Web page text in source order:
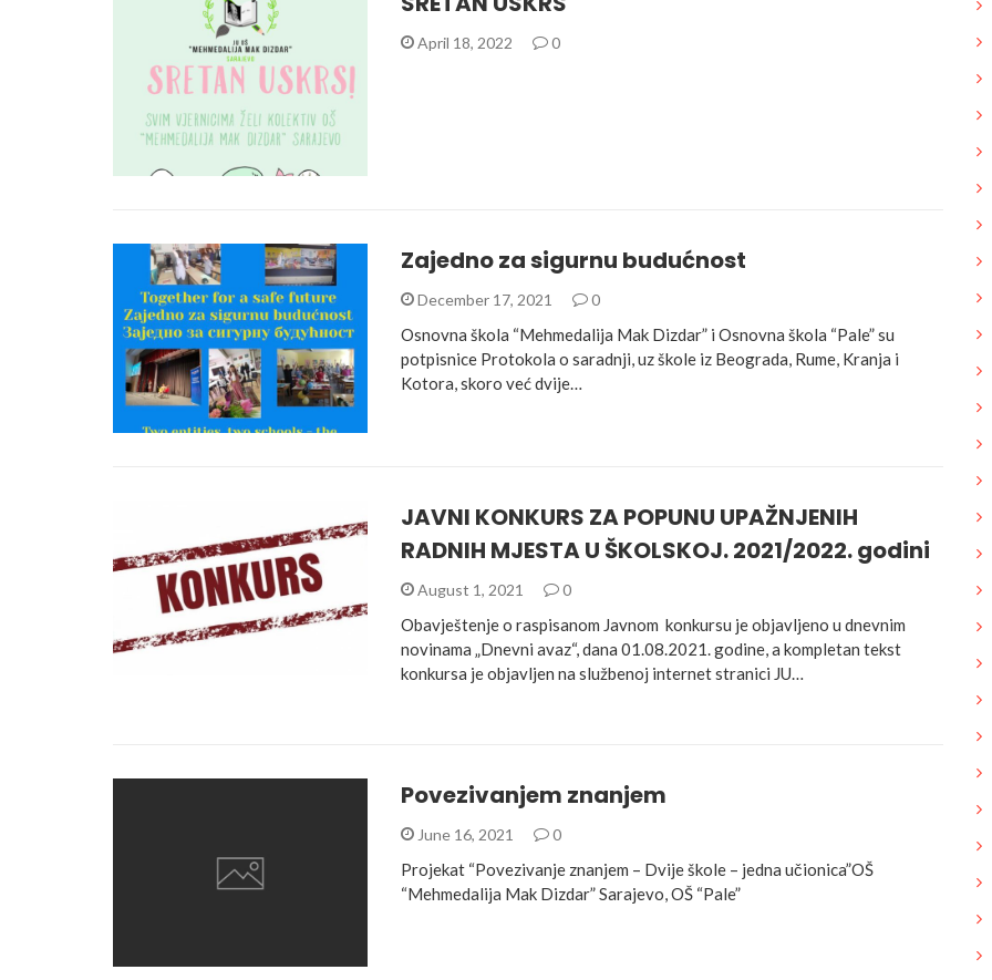
April 18, 2022 0
Zajedno za sigurnu budućnost
December 17, 2021 0
Osnovna škola “Mehmedalija Mak Dizdar” i Osnovna škola “Pale” su
potpisnice Protokola o saradnji, uz škole iz Beograda, Rume, Kranja i
Kotora, skoro već dvije…
JAVNI KONKURS ZA POPUNU UPAŽNJENIH
RADNIH MJESTA U ŠKOLSKOJ. 2021/2022. godini
August 1, 2021 0
Obavještenje o raspisanom Javnom konkursu je objavljeno u dnevnim
novinama „Dnevni avaz“, dana 01.08.2021. godine, a kompletan tekst
konkursa je objavljen na službenoj internet stranici JU…
Povezivanjem znanjem
June 16, 2021 0
Projekat “Povezivanje znanjem – Dvije škole – jedna učionica”OŠ
“Mehmedalija Mak Dizdar” Sarajevo, OŠ “Pale”